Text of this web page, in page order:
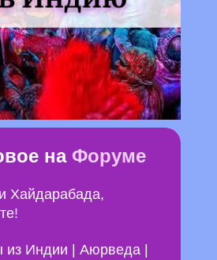
на Форуме
Хайдарабада,
из Индии | Аюрведа |